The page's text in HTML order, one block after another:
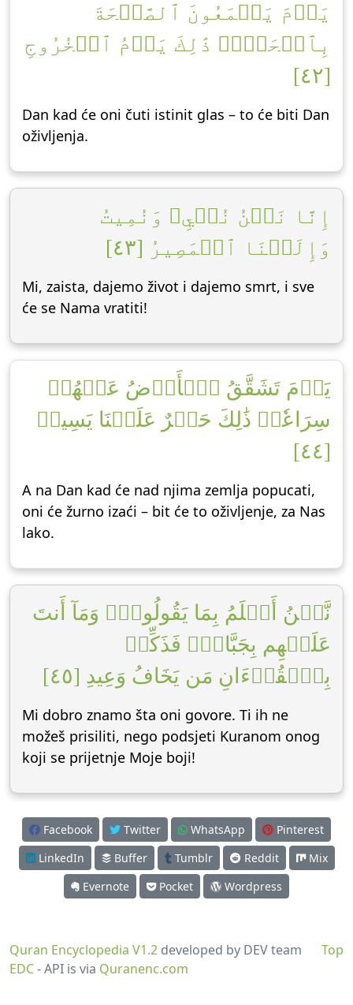
يَوۡمَ يَسۡمَعُونَ ٱلصَّيۡحَةَ
بِٱلۡحَقِّۚ ذَٰلِكَ يَوۡمُ ٱلۡخُرُوجِ
[٤٢]
Dan kad će oni čuti istinit glas – to će biti Dan
oživljenja.
إِنَّا نَحۡنُ نُحۡيِۦ وَنُمِيتُ
وَإِلَيۡنَا ٱلۡمَصِيرُ [٤٣]
Mi, zaista, dajemo život i dajemo smrt, i sve
će se Nama vratiti!
يَوۡمَ تَشَقَّقُ ٱلۡأَرۡضُ عَنۡهُمۡ
سِرَاعٗاۚ ذَٰلِكَ حَشۡرٌ عَلَيۡنَا يَسِيرٞ
[٤٤]
A na Dan kad će nad njima zemlja popucati,
oni će žurno izaći – bit će to oživljenje, za Nas
lako.
نَّحۡنُ أَعۡلَمُ بِمَا يَقُولُونَۖ وَمَآ أَنتَ
عَلَيۡهِم بِجَبَّارٖۖ فَذَكِّرۡ
بِٱلۡقُرۡءَانِ مَن يَخَافُ وَعِيدِ [٤٥]
Mi dobro znamo šta oni govore. Ti ih ne
možeš prisiliti, nego podsjeti Kuranom onog
koji se prijetnje Moje boji!
Facebook Twitter WhatsApp
Pinterest
LinkedIn
Buffer Tumblr Reddit
Mix
Evernote
Pocket Wordpress
Top
Quran Encyclopedia V1.2 developed by DEV team
EDC- API is via Quranenc.com